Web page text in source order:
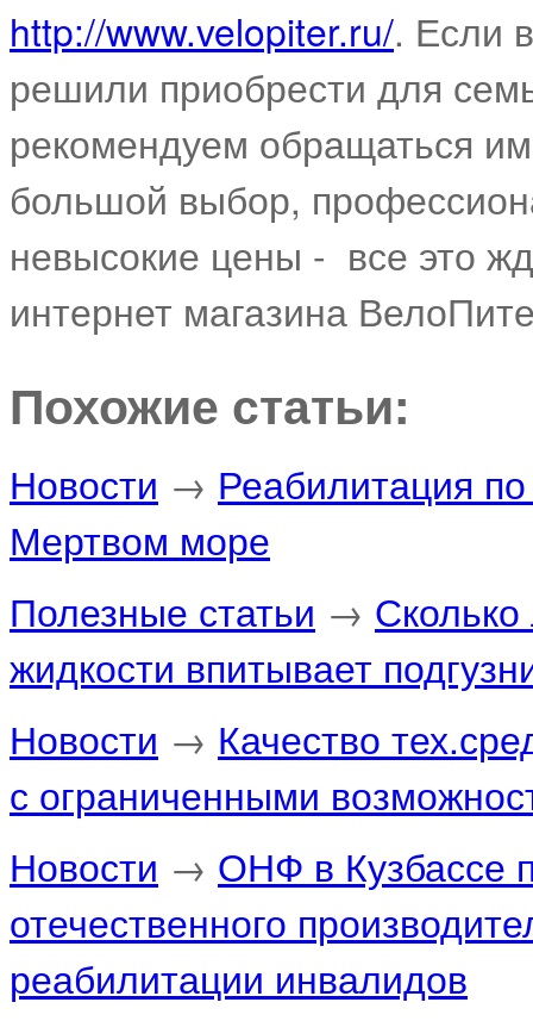
http://www.velopiter.ru/. Если
решили приобрести для
рекомендуем обращаться
большой выбор,
невысокие цены - все это
интернет магазина
Похожие статьи:
Новости → Реабилитация
Мертвом море
Полезные статьи → Сколько
жидкости впитывает
Новости → Качество
с ограниченными
Новости → ОНФ в Кузбассе
отечественного
реабилитации инвалидов